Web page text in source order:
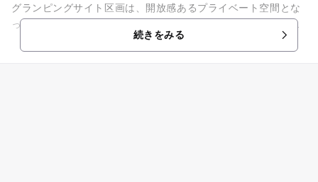
グランピングサイト区画は、開放感あるプライベート空間とな
っております。家族や仲間だけで安心してゆっくりとした時間
続きをみる